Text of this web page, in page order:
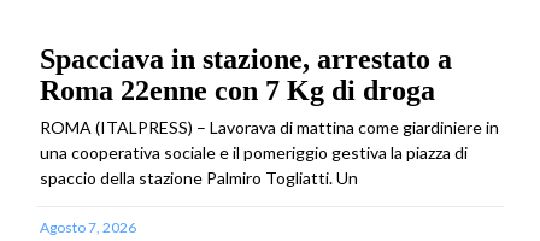
Spacciava in stazione, arrestato a
Roma 22enne con 7 Kg di droga
ROMA (ITALPRESS) – Lavorava di mattina come giardiniere in
una cooperativa sociale e il pomeriggio gestiva la piazza di
spaccio della stazione Palmiro Togliatti. Un
Agosto 7, 2026